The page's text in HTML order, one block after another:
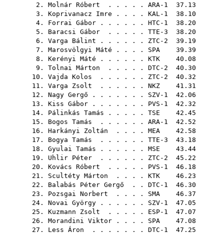
2. Molnár Róbert . . . . . ARA-1 37.13
3. Koprivanacz Imre . . . . KAL-1 38.10
4. Forrai Gábor . . . . . . HTC-1 38.20
5. Baracsi Gábor . . . . . TTE-3 38.20
6. Varga Bálint . . . . . . ZTC-2 39.19
7. Marosvölgyi Máté . . . . SPA 39.39
8. Kerényi Máté . . . . . . KTK 40.08
9. Tolnai Márton . . . . . DTC-2 40.30
10. Vajda Kolos . . . . . . ZTC-2 40.32
11. Varga Zsolt . . . . . . NKZ 41.31
12. Nagy Gergő . . . . . . . SZV-1 42.06
13. Kiss Gábor . . . . . . . PVS-1 42.32
14. Pálinkás Tamás . . . . . TSE 42.45
15. Bogos Tamás . . . . . . ARA-1 42.52
16. Harkányi Zoltán . . . . MEA 42.58
17. Bogya Tamás . . . . . . TTE-3 43.18
18. Gyulai Tamás . . . . . . MSE 43.44
19. Uhlir Péter . . . . . . ZTC-2 45.22
20. Kovács Róbert . . . . . PVS-1 46.18
21. Scultéty Márton . . . . KTK 46.23
22. Balabás Péter Gergő . . DTC-1 46.30
23. Pozsgai Norbert . . . . SMA 46.37
24. Novai György . . . . . . SZV-1 47.05
25. Kuzmann Zsolt . . . . . ESP-1 47.07
26. Morandini Viktor . . . . SPA 47.08
27. Less Áron . . . . . . . DTC-1 47.25